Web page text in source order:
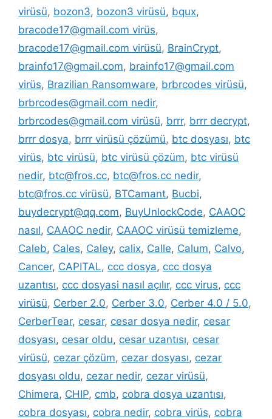
virüsü, bozon3, bozon3 virüsü, bqux,
bracode17@gmail.com virüs,
bracode17@gmail.com virüsü, BrainCrypt,
brainfo17@gmail.com, brainfo17@gmail.com
virüs, Brazilian Ransomware, brbrcodes virüsü,
brbrcodes@gmail.com nedir,
brbrcodes@gmail.com virüsü, brrr, brrr decrypt,
brrr dosya, brrr virüsü çözümü, btc dosyası, btc
virüs, btc virüsü, btc virüsü çözüm, btc virüsü
nedir, btc@fros.cc, btc@fros.cc nedir,
btc@fros.cc virüsü, BTCamant, Bucbi,
buydecrypt@qq.com, BuyUnlockCode, CAAOC
nasıl, CAAOC nedir, CAAOC virüsü temizleme,
Caleb, Cales, Caley, calix, Calle, Calum, Calvo,
Cancer, CAPITAL, ccc dosya, ccc dosya
uzantısı, ccc dosyasi nasıl açılır, ccc virus, ccc
virüsü, Cerber 2.0, Cerber 3.0, Cerber 4.0 / 5.0,
CerberTear, cesar, cesar dosya nedir, cesar
dosyası, cesar oldu, cesar uzantısı, cesar
virüsü, cezar çözüm, cezar dosyası, cezar
dosyası oldu, cezar nedir, cezar virüsü,
Chimera, CHIP, cmb, cobra dosya uzantısı,
cobra dosyası, cobra nedir, cobra virüs, cobra